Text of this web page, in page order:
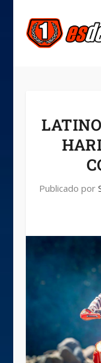
Publicado por